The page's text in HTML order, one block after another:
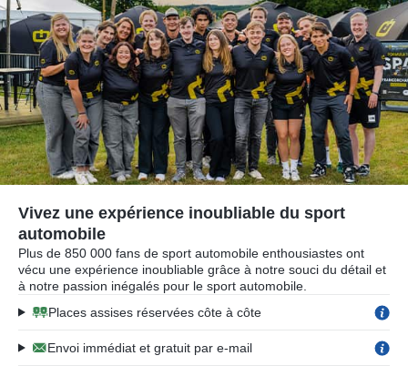
Vivez une expérience inoubliable du sport
automobile
Plus de 850 000 fans de sport automobile enthousiastes ont
vécu une expérience inoubliable grâce à notre souci du détail et
à notre passion inégalés pour le sport automobile.
Places assises réservées côte à côte
Envoi immédiat et gratuit par e-mail